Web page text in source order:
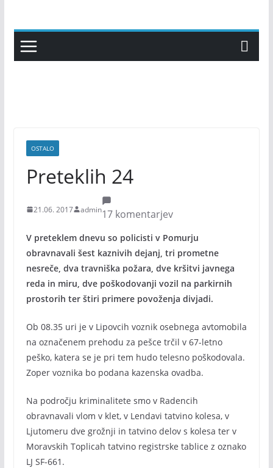
content
OSTALO
Preteklih 24
21.06. 2017 admin17 komentarjev
V preteklem dnevu so policisti v Pomurju
obravnavali šest kaznivih dejanj, tri prometne
nesreče, dva travniška požara, dve kršitvi javnega
reda in miru, dve poškodovanji vozil na parkirnih
prostorih ter štiri primere povoženja divjadi.
Ob 08.35 uri je v Lipovcih voznik osebnega avtomobila
na označenem prehodu za pešce trčil v 67-letno
peško, katera se je pri tem hudo telesno poškodovala.
Zoper voznika bo podana kazenska ovadba.
Na področju kriminalitete smo v Radencih
obravnavali vlom v klet, v Lendavi tatvino kolesa, v
Ljutomeru dve grožnji in tatvino delov s kolesa ter v
Moravskih Toplicah tatvino registrske tablice z oznako
LJ SF-661.